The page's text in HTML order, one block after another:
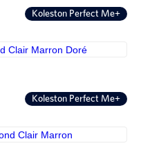
Koleston Perfect Me+
Koleston Perfect Me+